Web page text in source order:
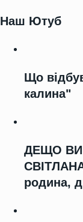
Наш Ютуб
Що
калина"
ДЕЩО
родина,